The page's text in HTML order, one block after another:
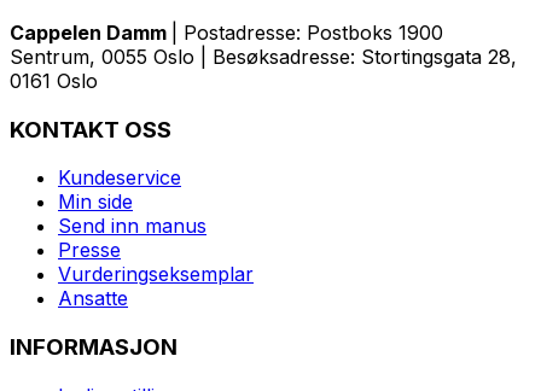
Cappelen Damm
| Postadresse: Postboks 1900
Sentrum, 0055 Oslo | Besøksadresse: Stortingsgata 28,
0161 Oslo
KONTAKT OSS
Kundeservice
Min side
Send inn manus
Presse
Vurderingseksemplar
Ansatte
INFORMASJON